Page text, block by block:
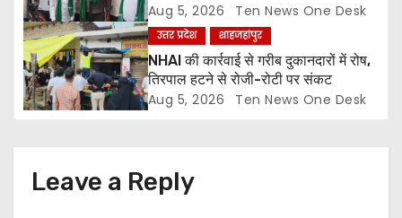
n
Aug 5, 2026 Ten News One Desk
उत्तर प्रदेश शाहजहांपुर
NHAI की कार्रवाई से गरीब दुकानदारों में रोष,
तिरपाल हटने से रोजी-रोटी पर संकट
Aug 5, 2026 Ten News One Desk
Leave a Reply